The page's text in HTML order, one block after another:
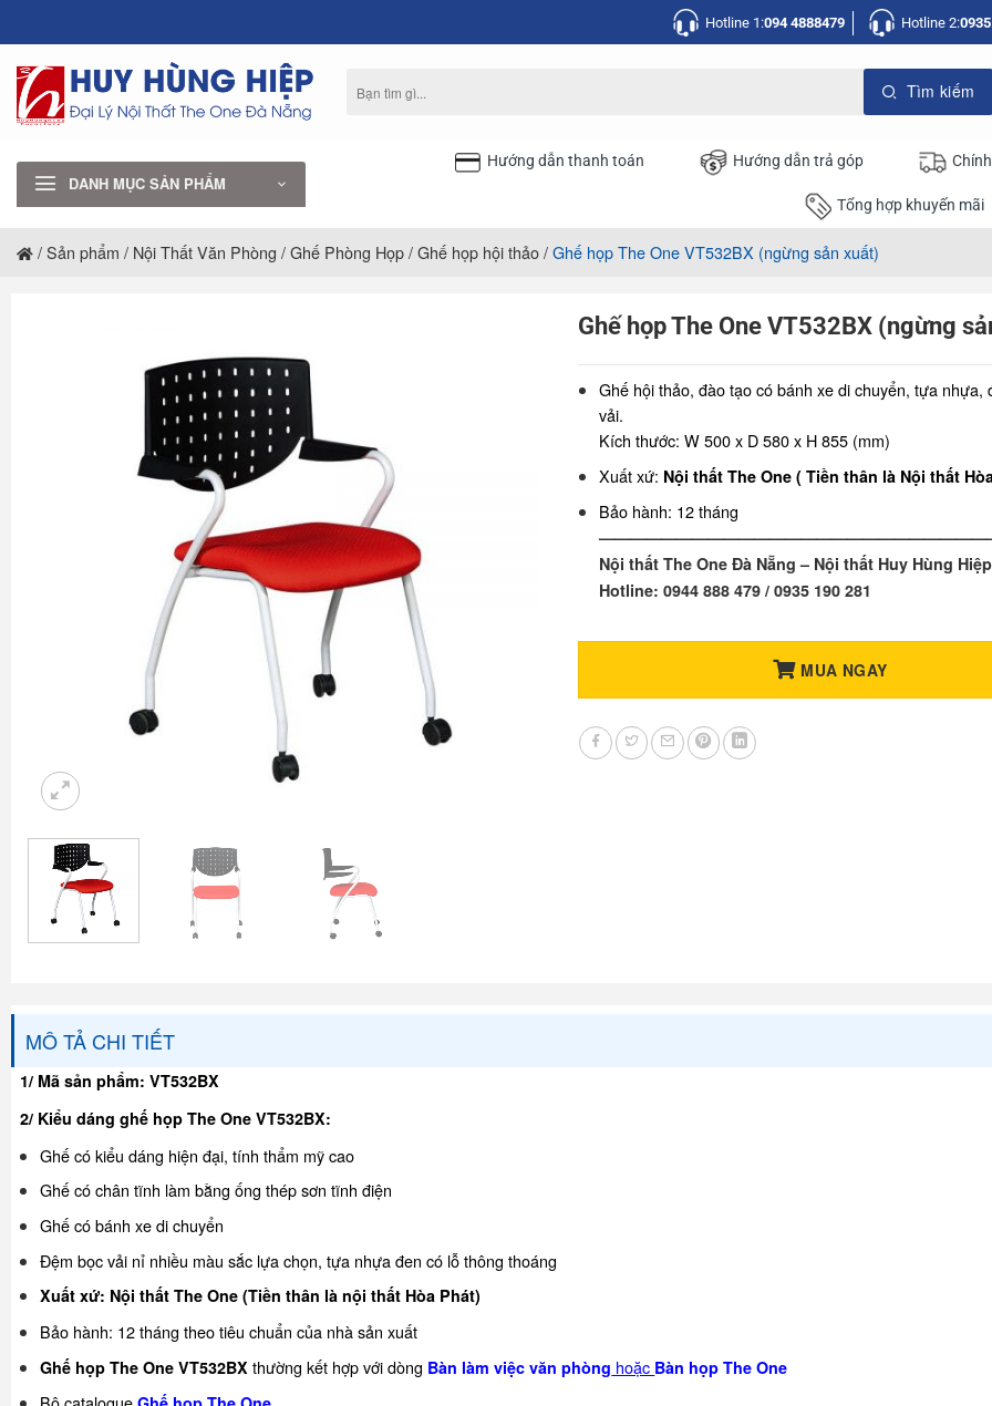
nội
dung
Hotline 1:094 4888479 Hotline 2:
kiếm:
DANH MỤC SẢN PHẨM
Hướng dẫn thanh toán Hướng dẫn trả góp
Tổng hợp khuyến mãi
/Sản phẩm / Nội Thất Văn Phòng /Ghế Phòng Họp/Ghế họp hội thảo/Ghế họp The One VT532BX (ngừng sản xuất)
Ghế họp The One VT532BX (ngừng
Ghế hội thảo, đào tạo có bánh xe di chuyển, tựa nhựa,
vải.
Kích thước: W 500 x D 580 x H 855 (mm)
Xuất xứ: Nội thất The One ( Tiền thân là Nội thất
Bảo hành: 12 tháng
Nội thất The One Đà Nẵng – Nội thất Huy Hùng Hiệp
Hotline: 0944 888 479 / 0935 190 281
MUA NGAY
MÔ TẢ CHI TIẾT
1/ Mã sản phẩm: VT532BX
2/ Kiểu dáng ghế họp The One VT532BX:
Ghế có kiểu dáng hiện đại, tính thẩm mỹ cao
Ghế có chân tĩnh làm bằng ống thép sơn tĩnh điện
Ghế có bánh xe di chuyển
Đệm bọc vải nỉ nhiều màu sắc lựa chọn, tựa nhựa đen có lỗ thông thoáng
Xuất xứ: Nội thất The One (Tiền thân là nội thất Hòa Phát)
Bảo hành: 12 tháng theo tiêu chuẩn của nhà sản xuất
Ghế họp The One VT532BXthường kết hợp với dòng Bàn làm việc văn phòng hoặc Bàn họp The One